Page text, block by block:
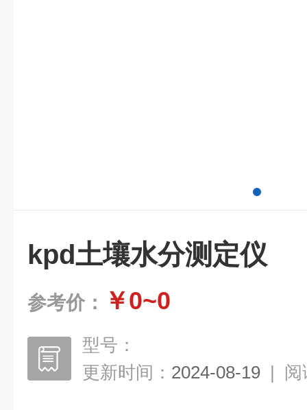
kpd土壤水分测定仪
参考价： ￥0~0
型号：
更新时间： 2024-08-19 | 阅